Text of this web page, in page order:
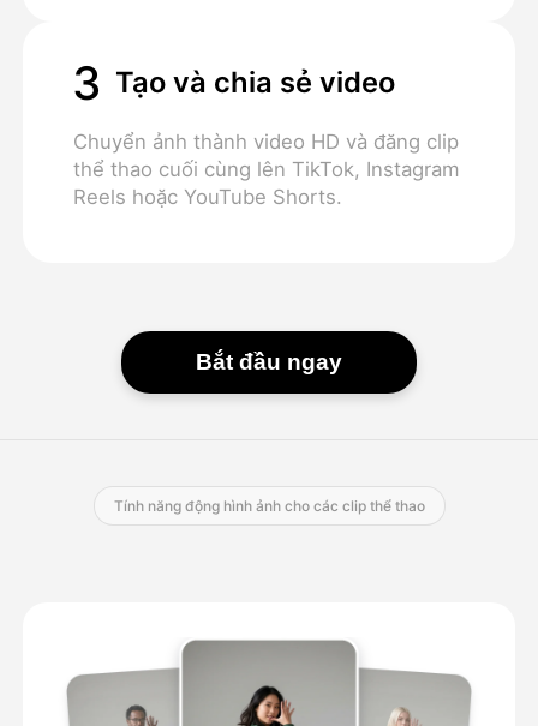
3 Tạo và chia sẻ video
Chuyển ảnh thành video HD và đăng clip
thể thao cuối cùng lên TikTok, Instagram
Reels hoặc YouTube Shorts.
Bắt đầu ngay
Tính năng động hình ảnh cho các clip thể thao